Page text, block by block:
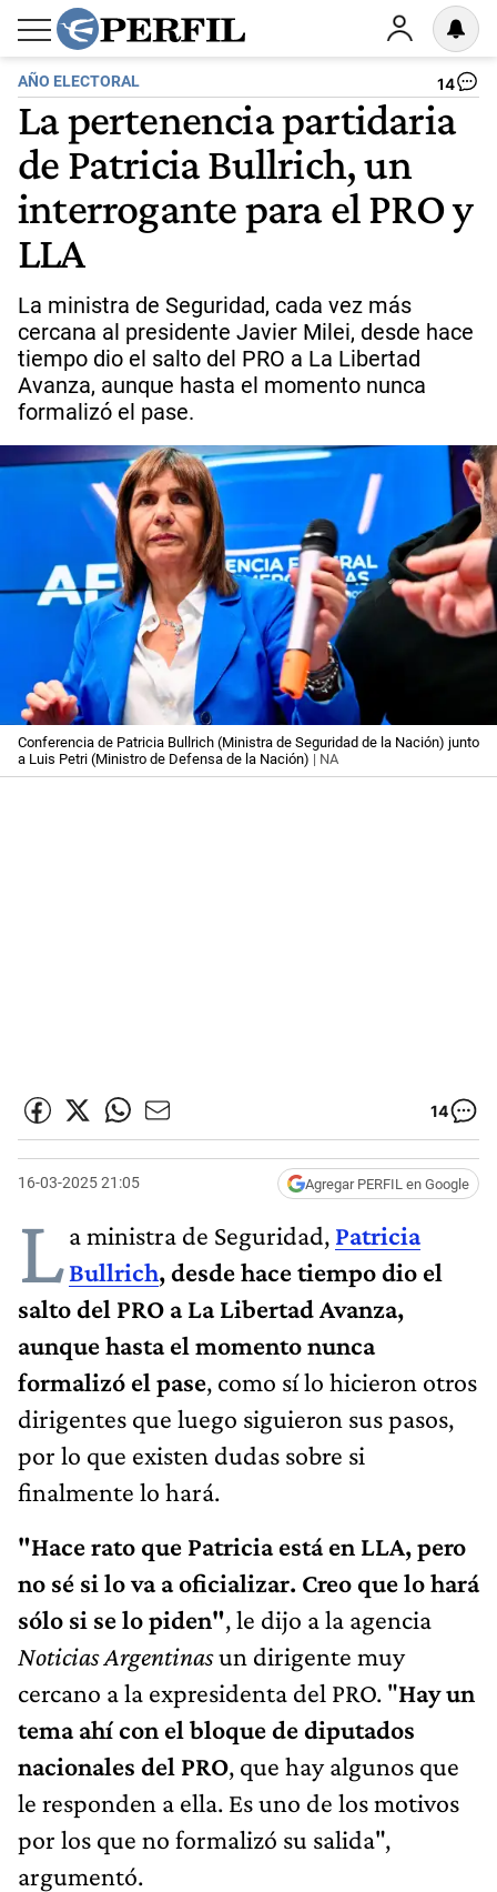
AÑO ELECTORAL 14
La pertenencia partidaria
de Patricia Bullrich, un
interrogante para el PRO y
LLA
La ministra de Seguridad, cada vez más
cercana al presidente Javier Milei, desde hace
tiempo dio el salto del PRO a La Libertad
Avanza, aunque hasta el momento nunca
formalizó el pase.
Conferencia de Patricia Bullrich (Ministra de Seguridad de la Nación) junto
a Luis Petri (Ministro de Defensa de la Nación) | NA
14
16-03-2025 21:05 Agregar PERFIL en Google
La ministra de Seguridad, Patricia
Bullrich, desde hace tiempo dio el
salto del PRO a La Libertad Avanza,
aunque hasta el momento nunca
formalizó el pase, como sí lo hicieron otros
dirigentes que luego siguieron sus pasos,
por lo que existen dudas sobre si
finalmente lo hará.
"Hace rato que Patricia está en LLA, pero
no sé si lo va a oficializar. Creo que lo hará
sólo si se lo piden", le dijo a la agencia
Noticias Argentinasun dirigente muy
cercano a la expresidenta del PRO. "Hay un
tema ahí con el bloque de diputados
nacionales del PRO, que hay algunos que
le responden a ella. Es uno de los motivos
por los que no formalizó su salida",
argumentó.